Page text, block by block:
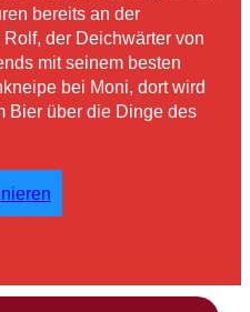
bereits an der
der Deichwärter von
mit seinem besten
bei Moni, dort wird
Bier über die Dinge des